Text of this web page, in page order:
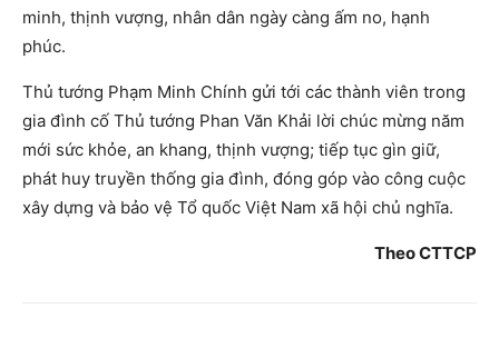
minh, thịnh vượng, nhân dân ngày càng ấm no, hạnh
phúc.
Thủ tướng Phạm Minh Chính gửi tới các thành viên trong
gia đình cố Thủ tướng Phan Văn Khải lời chúc mừng năm
mới sức khỏe, an khang, thịnh vượng; tiếp tục gìn giữ,
phát huy truyền thống gia đình, đóng góp vào công cuộc
xây dựng và bảo vệ Tổ quốc Việt Nam xã hội chủ nghĩa.
Theo CTTCP